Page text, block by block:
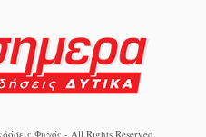
Φηγός - All Rights Reserved.